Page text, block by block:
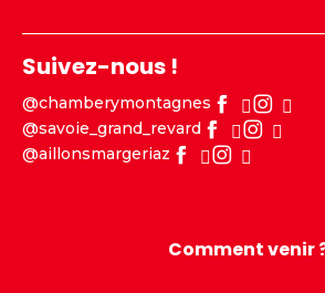
Suivez-nous !
@chamberymontagnes
@savoie_grand_revard
@aillonsmargeriaz
Comment venir